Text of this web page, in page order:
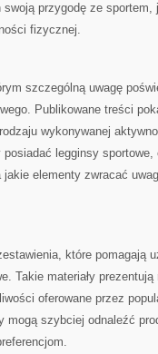
przygodę ze sportem,
fizycznej.
szczególną uwagę
Publikowane treści
wykonywanej
legginsy
elementy zwracać
które pomagają
Takie materiały
oferowane przez
mogą szybciej odnaleźć